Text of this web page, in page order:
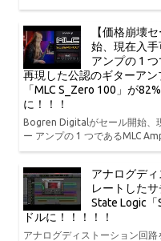
【価格崩壊
始、現在入
アンプの 1 つ
再現した公認のギターア
「MLC S_Zero 100」が
に！！！
Bogren Digitalがセール開始、
ー アンプの 1 つであるMLC
アナログデ
レートした
State Logic「
ドルに！！！！！
アナログディストーション回